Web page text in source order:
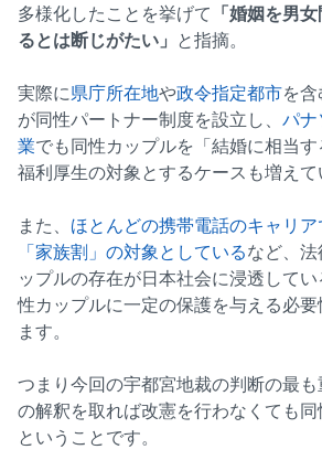
多様化したことを挙げて 「婚姻を男
るとは断じがたい」 と指摘。
実際に県庁所在地や政令指定都市を
が同性パートナー制度を設立し、 パナ
業でも同性カップルを「結婚に相当す
福利厚生の対象とするケースも増えて
また、 ほとんどの携帯電話のキャリ
「家族割」の対象としているなど、
ップルの存在が日本社会に浸透して
性カップルに一定の保護を与える必
ます。
つまり今回の宇都宮地裁の判断の最
の解釈を取れば改憲を行わなくても
ということです。